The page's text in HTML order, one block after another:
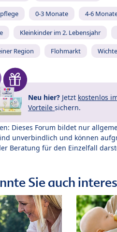
0-3 Monate 4-6
Kleinkinder im 2. Lebensjahr
Region Flohmarkt
Neu hier? Jetzt kostenlos
Vorteile sichern.
Dieses Forum bildet nur
unverbindlich und können
Beratung für den Einzelfall
Sie auch